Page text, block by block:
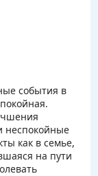
события в
неспокойные
как в семье,
на пути